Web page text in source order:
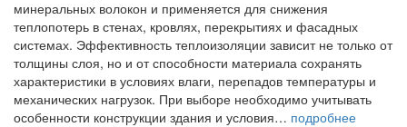
минеральных волокон и применяется для снижения
теплопотерь в стенах, кровлях, перекрытиях и фасадных
системах. Эффективность теплоизоляции зависит не только от
толщины слоя, но и от способности материала сохранять
характеристики в условиях влаги, перепадов температуры и
механических нагрузок. При выборе необходимо учитывать
особенности конструкции здания и условия… подробнее